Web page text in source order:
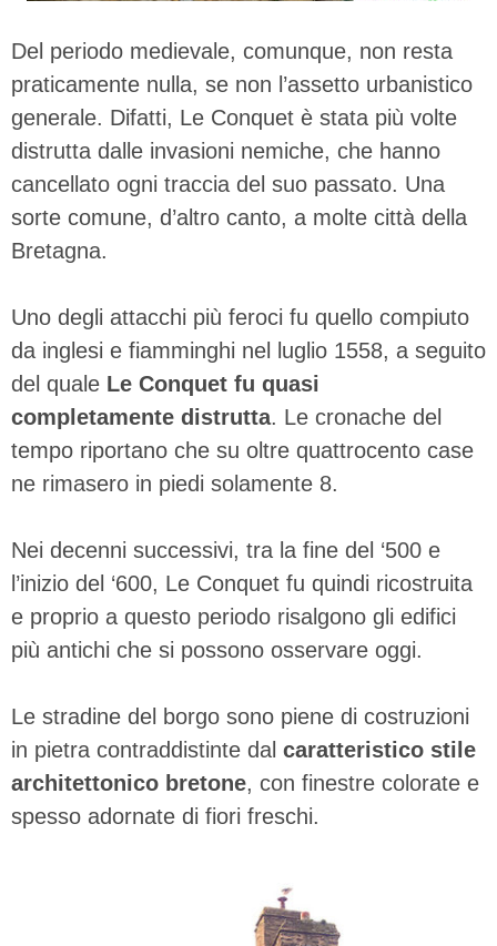
Del periodo medievale, comunque, non resta
praticamente nulla, se non l’assetto urbanistico
generale. Difatti, Le Conquet è stata più volte
distrutta dalle invasioni nemiche, che hanno
cancellato ogni traccia del suo passato. Una
sorte comune, d’altro canto, a molte città della
Bretagna.
Uno degli attacchi più feroci fu quello compiuto
da inglesi e fiamminghi nel luglio 1558, a seguito
del quale Le Conquet fu quasi
completamente distrutta. Le cronache del
tempo riportano che su oltre quattrocento case
ne rimasero in piedi solamente 8.
Nei decenni successivi, tra la fine del ‘500 e
l’inizio del ‘600, Le Conquet fu quindi ricostruita
e proprio a questo periodo risalgono gli edifici
più antichi che si possono osservare oggi.
Le stradine del borgo sono piene di costruzioni
in pietra contraddistinte dal caratteristico stile
architettonico bretone, con finestre colorate e
spesso adornate di fiori freschi.